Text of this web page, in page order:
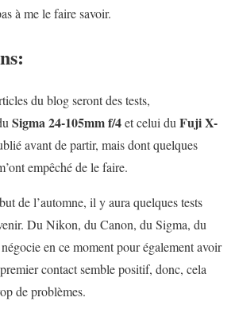
à me le faire savoir.
du blog seront des tests,
Sigma 24-105mm f/4et celui duFuji X-
avant de partir, mais dont quelques
empêché de le faire.
de l’automne, il y aura quelques tests
Du Nikon, du Canon, du Sigma, du
en ce moment pour également avoir
contact semble positif, donc, cela
de problèmes.